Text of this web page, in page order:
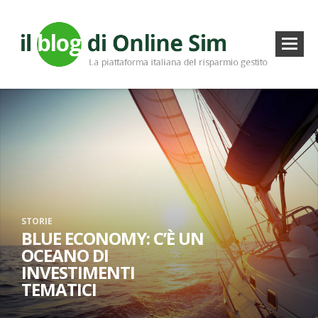
STORIE
BLUE ECONOMY: C’È UN
OCEANO DI
INVESTIMENTI
TEMATICI